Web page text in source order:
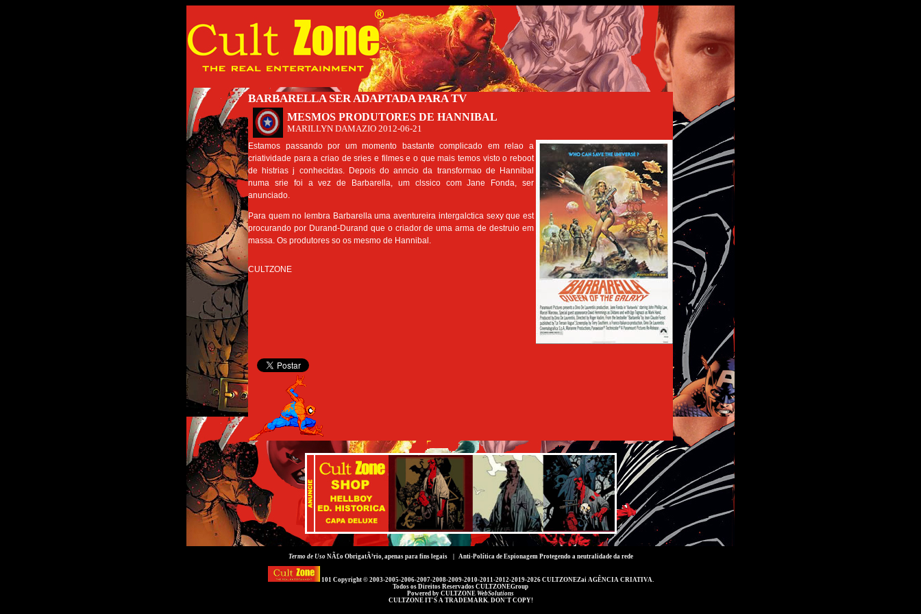
BARBARELLA SER ADAPTADA PARA TV
MESMOS PRODUTORES DE HANNIBAL
MARILLYN DAMAZIO 2012-06-21
Estamos passando por um momento bastante complicado em relao a
criatividade para a criao de sries e filmes e o que mais temos visto o reboot
de histrias j conhecidas. Depois do anncio da transformao de Hannibal
numa srie foi a vez de Barbarella, um clssico com Jane Fonda, ser
anunciado.
Para quem no lembra Barbarella uma aventureira intergalctica sexy que est
procurando por Durand-Durand que o criador de uma arma de destruio em
massa. Os produtores so os mesmo de Hannibal.
CULTZONE
Termo de UsoNÃ£o ObrigatÃ³rio, apenas para fins legais | Anti-Política de EspionagemProtegendo a neutralidade da rede
101 Copyright © 2003-2005-2006-2007-2008-2009-2010-2011-2012-2019-2026 CULTZONEZai AGÊNCIA CRIATIVA.
Todos os Direitos Reservados CULTZONEGroup
Powered by CULTZONE WebSolutions
CULTZONE IT'S A TRADEMARK. DON'T COPY!